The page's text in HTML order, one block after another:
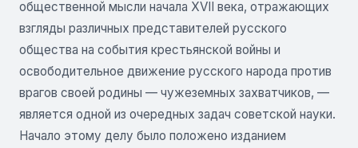
общественной мысли начала XVII века, отражающих
взгляды различных представителей русского
общества на события крестьянской войны и
освободительное движение русского народа против
врагов своей родины — чужеземных захватчиков, —
является одной из очередных задач советской науки.
Начало этому делу было положено изданием